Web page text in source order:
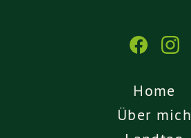
Home
Über mich